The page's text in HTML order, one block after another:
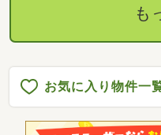
０．９５％ ・保証料、諸費用
でお問合せ下さい。空き家バ
向き、システムキッチン、陽
ャッター車庫、隣家との間隔
も
お気に入り物件一